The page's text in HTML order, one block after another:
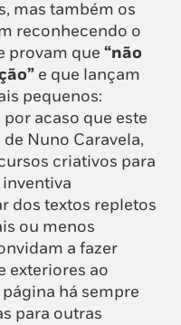
mas também os
reconhecendo o
provam que “não
e que lançam
pequenos:
por acaso que este
Nuno Caravela,
criativos para
dos textos repletos
ou menos
a fazer
exteriores ao
há sempre
para outras